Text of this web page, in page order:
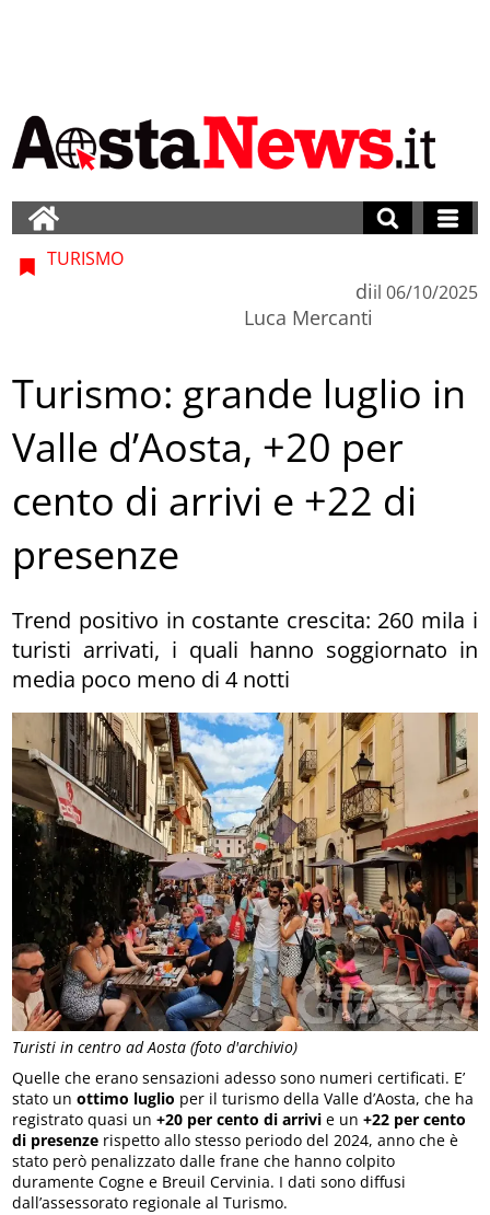
Turisti in centro ad Aosta (foto d'archivio)
TURISMO
di
Luca Mercanti
il 06/10/2025
Turismo: grande luglio in
Valle d’Aosta, +20 per
cento di arrivi e +22 di
presenze
Trend positivo in costante crescita: 260 mila i
turisti arrivati, i quali hanno soggiornato in
media poco meno di 4 notti
Quelle che erano sensazioni adesso sono numeri certificati. E’
stato unottimo luglio per il turismo della Valle d’Aosta, che ha
registrato quasi un+20 per cento di arrivi e un+22 per cento
di presenze rispetto allo stesso periodo del 2024, anno che è
stato però penalizzato dalle frane che hanno colpito
duramente Cogne e Breuil Cervinia. I dati sono diffusi
dall’assessorato regionale al Turismo.